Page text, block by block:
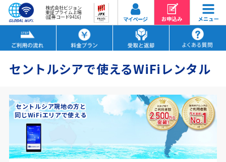
株式会社ビジョン
東証プライム上場
(証券コード9416)
セントルシアで使えるWiFiレンタル
セントルシア現地の方と
同じWiFiエリアで使える